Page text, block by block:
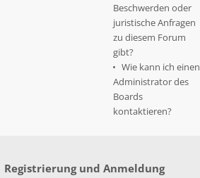
Beschwerden oder
juristische Anfragen
zu diesem Forum
gibt?
Wie kann ich einen
Administrator des
Boards
kontaktieren?
Registrierung und Anmeldung